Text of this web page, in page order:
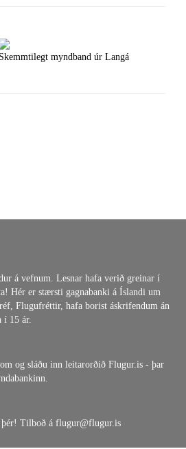
Skemmtilegt myndband úr Langá
á vefnum. Lesnar hafa verið greinar í
Hér er stærsti gagnabanki á Íslandi um
Flugufréttir, hafa borist áskrifendum án
í 15 ár.
og sláðu inn leitarorðið Flugur.is - þar
Tilboð á flugur@flugur.is